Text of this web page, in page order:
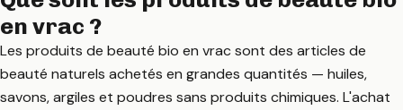
en vrac ?
Les produits de beauté bio en vrac sont des articles de
beauté naturels achetés en grandes quantités — huiles,
savons, argiles et poudres sans produits chimiques. L'achat